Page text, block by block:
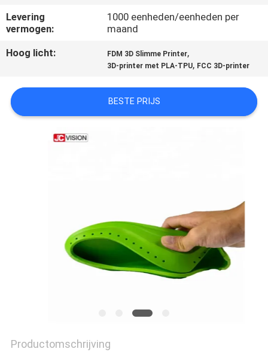
VRAAG
PRIVACYBELEID
Levering
vermogen:
1000 eenheden/eenheden per
maand
Hoog licht:
FDM 3D Slimme Printer,
3D-printer met PLA-TPU, FCC 3D-printer
BESTE PRIJS
Productomschrijving